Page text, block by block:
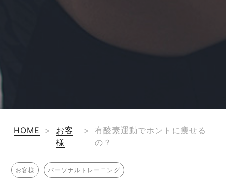
HOME >
お客
様
>
有酸素運動でホントに痩せる
の？
お客様 パーソナルトレーニング